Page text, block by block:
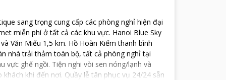
sang trọng cung cấp các phòng nghỉ hiện đại
miễn phí ở tất cả các khu vực. Hanoi Blue Sky
Văn Miếu 1,5 km. Hồ Hoàn Kiếm thanh bình
nhà trải thảm toàn bộ, tất cả phòng nghỉ tại
vực ghế ngồi. Tiện nghi vòi sen nóng/lạnh và
khi đến nơi. Quầy lễ tân phục vụ 24/24 sẵn